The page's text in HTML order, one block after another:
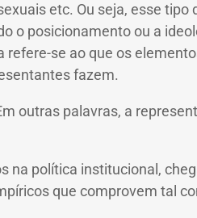
etc. Ou seja, esse
posicionamento ou a
se ao que os
fazem.
outras palavras, a
política institucional,
que comprovem tal